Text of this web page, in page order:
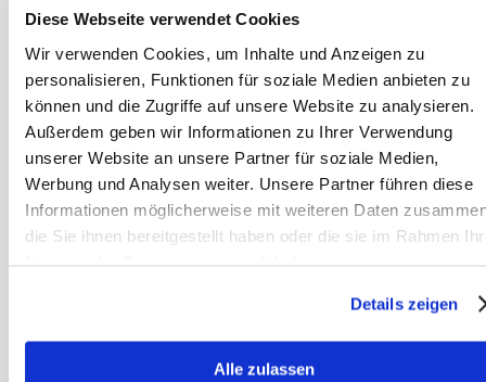
Diese Webseite verwendet Cookies
Wir verwenden Cookies, um Inhalte und Anzeigen zu
personalisieren, Funktionen für soziale Medien anbieten zu
können und die Zugriffe auf unsere Website zu analysieren.
Außerdem geben wir Informationen zu Ihrer Verwendung
unserer Website an unsere Partner für soziale Medien,
Werbung und Analysen weiter. Unsere Partner führen diese
Informationen möglicherweise mit weiteren Daten
die Sie ihnen bereitgestellt haben oder die sie im Rahmen
Details zeigen
Alle zulassen
Medikamentengaben, Stresslevel etc.
ab. Für das allergiegeplagte Pferd
nutzt das also zunächst einmal wenig.
Die genaue Ursache ist also deutlich
hilfreicher, weil man dann weiß,
welche Allergene man vermeiden
sollte.
verwendeten sogenannten ELISAs